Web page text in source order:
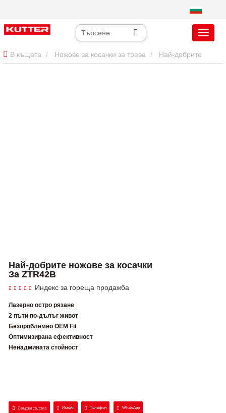
В къщата Ножове за косачки за трева
Най-добрите ножове за косачки
За ZTR42B
Индекс за гореща продажба
Лазерно остро рязане
2 пъти по-дълъг живот
Безпроблемно OEM Fit
Оптимизирана ефективност
Ненадмината стойност
Свържи се, сега Имейл Телефон WhatsApp